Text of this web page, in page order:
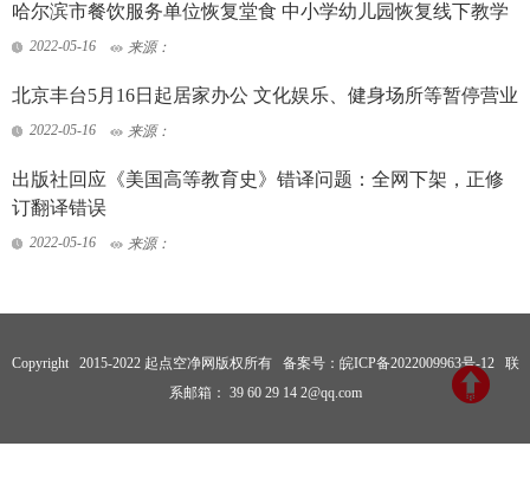
哈尔滨市餐饮服务单位恢复堂食 中小学幼儿园恢复线下教学
2022-05-16 来源：
北京丰台5月16日起居家办公 文化娱乐、健身场所等暂停营业
2022-05-16 来源：
出版社回应《美国高等教育史》错译问题：全网下架，正修
订翻译错误
2022-05-16 来源：
Copyright 2015-2022 起点空净网版权所有 备案号： 皖ICP备2022009963号-12联
系邮箱： 39 60 29 14 2@qq.com